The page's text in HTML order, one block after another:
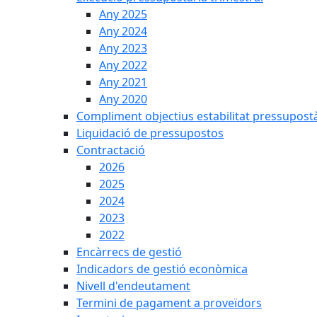
Any 2025
Any 2024
Any 2023
Any 2022
Any 2021
Any 2020
Compliment objectius estabilitat
Liquidació de pressupostos
Contractació
2026
2025
2024
2023
2022
Encàrrecs de gestió
Indicadors de gestió econòmica
Nivell d'endeutament
Termini de pagament a proveïdors